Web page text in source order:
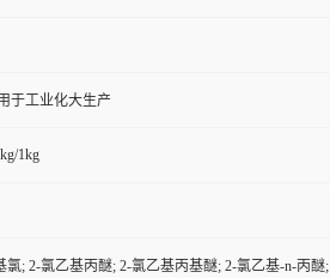
于工业化大生产
1kg
氯; 2-氯乙基丙醚; 2-氯乙基丙基醚; 2-氯乙基-n-丙